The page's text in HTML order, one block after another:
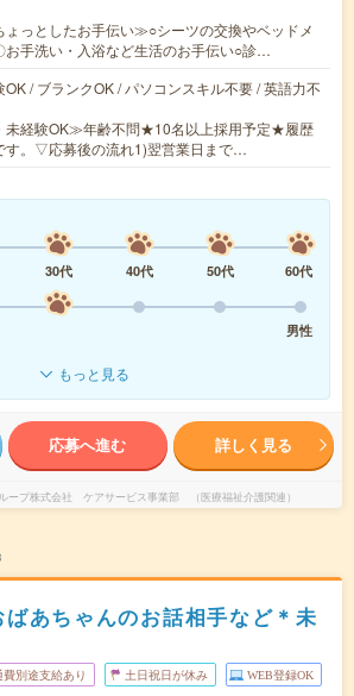
っとしたお手伝い≫○シーツの交換やベッドメ
お手洗い・入浴など生活のお手伝い○診…
OK / ブランクOK / パソコンスキル不要 / 英語力不
未経験OK≫年齢不問★10名以上採用予定★履歴
す。▽応募後の流れ1)翌営業日まで…
30代 40代 50代
60代
男性
もっと見る
応募へ進む 詳しく見る
ープ株式会社 ケアサービス事業部 （医療福祉介護関連）
あちゃんのお話相手など＊未
費別途支給あり 土日祝日が休み WEB登録OK